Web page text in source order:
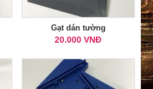
Gạt dán tường
20.000 VNĐ